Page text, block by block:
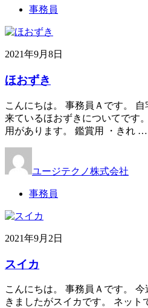
事務員
2021年9月8日
ほおずき
こんにちは。 事務員Ａです。
来ているほおずきについてです
用があります。 鑑賞用 ・きれ …
ユージテクノ株式会社
事務員
2021年9月2日
スイカ
こんにちは。 事務員Ａです。
きましたがスイカです。 ネット